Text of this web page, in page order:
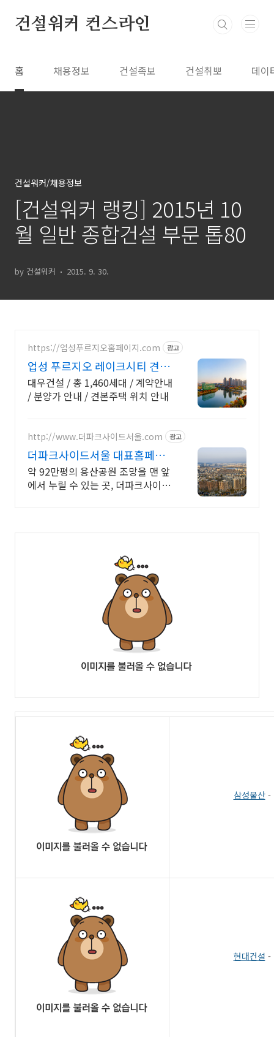
건설워커 컨스라인
홈 채용정보 건설족보 건설취뽀 데이
건설워커/채용정보
[건설워커 랭킹] 2015년 10
월 일반 종합건설 부문 톱80
by 건설워커 2015. 9. 30.
https://업성푸르지오홈페이지.com 광고
업성 푸르지오 레이크시티 견본
주택 방문 예약
대우건설 / 총 1,460세대 / 계약안내
/ 분양가 안내 / 견본주택 위치 안내
http://www.더파크사이드서울.com 광고
더파크사이드서울 대표홈페이
지 현대건설의 대규모 프로젝
트!
약 92만평의 용산공원 조망을 맨 앞
에서 누릴 수 있는 곳, 더파크사이드
삼성물산-
현대건설 -